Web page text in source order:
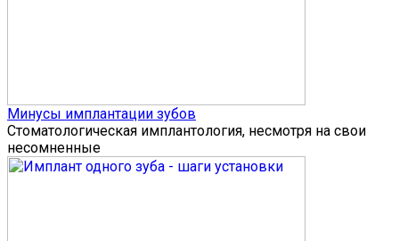
Минусы имплантации зубов
Стоматологическая имплантология, несмотря на свои
несомненные